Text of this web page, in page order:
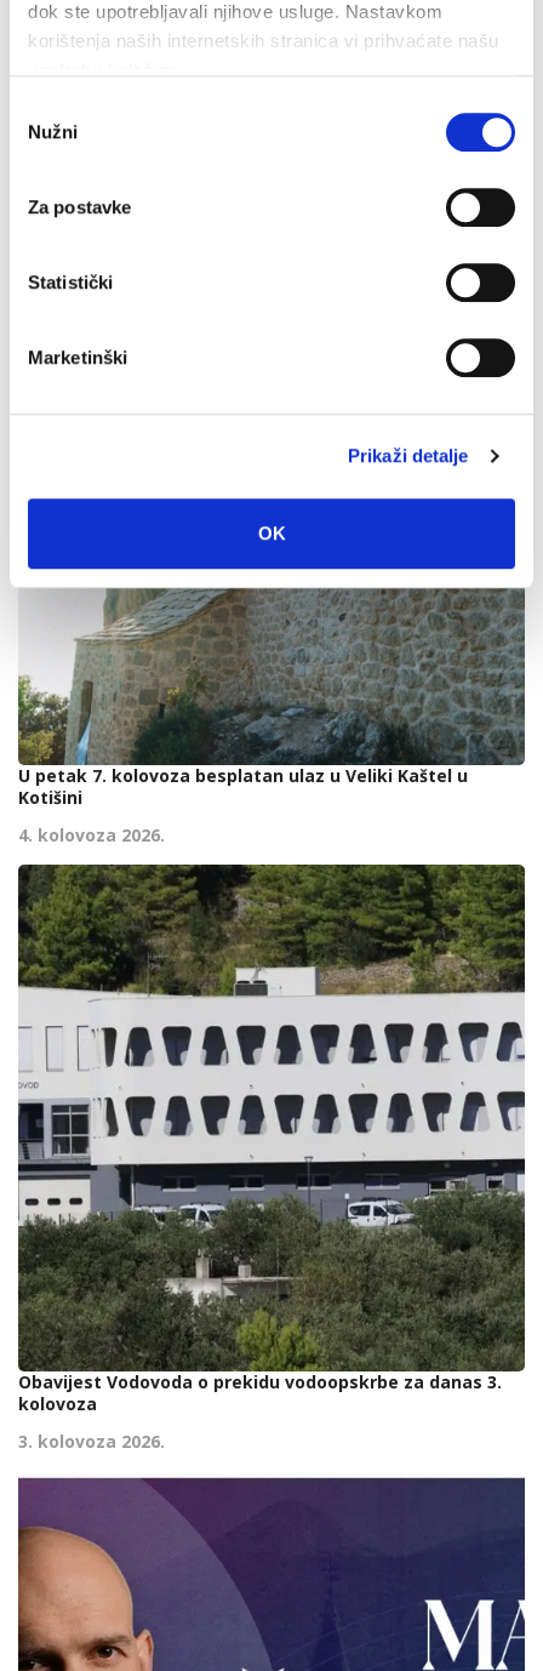
dok ste upotrebljavali njihove usluge. Nastavkom
korištenja naših internetskih stranica vi prihvaćate našu
pristanka
Nužni
Za postavke
Statistički
Marketinški
Prikaži detalje
OK
U petak 7. kolovoza besplatan ulaz u Veliki Kaštel u
Kotišini
4. kolovoza 2026.
Obavijest Vodovoda o prekidu vodoopskrbe za danas 3.
kolovoza
3. kolovoza 2026.